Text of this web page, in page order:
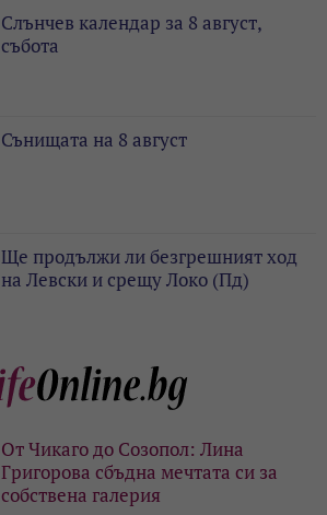
Слънчев календар за 8 август,
събота
Сънищата на 8 август
Ще продължи ли безгрешният ход
на Левски и срещу Локо (Пд)
От Чикаго до Созопол: Лина
Григорова сбъдна мечтата си за
собствена галерия